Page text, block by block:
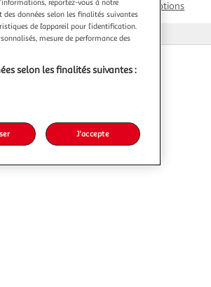
Plus d'options
Vendu parParis Prix
64,99€
données selon les finalités suivantes
de l’appareil pour l’identification.
mesure de performance des
selon les finalités suivantes :
J'accepte